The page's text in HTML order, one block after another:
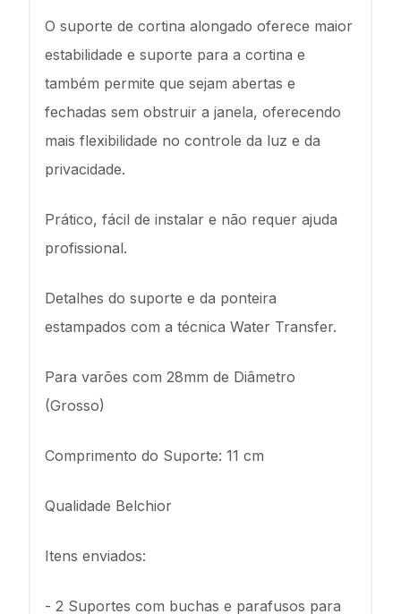
O suporte de cortina alongado oferece maior
estabilidade e suporte para a cortina e
também permite que sejam abertas e
fechadas sem obstruir a janela, oferecendo
mais flexibilidade no controle da luz e da
privacidade.
Prático, fácil de instalar e não requer ajuda
profissional.
Detalhes do suporte e da ponteira
estampados com a técnica Water Transfer.
Para varões com 28mm de Diâmetro
(Grosso)
Comprimento do Suporte: 11 cm
Qualidade Belchior
Itens enviados:
- 2 Suportes com buchas e parafusos para